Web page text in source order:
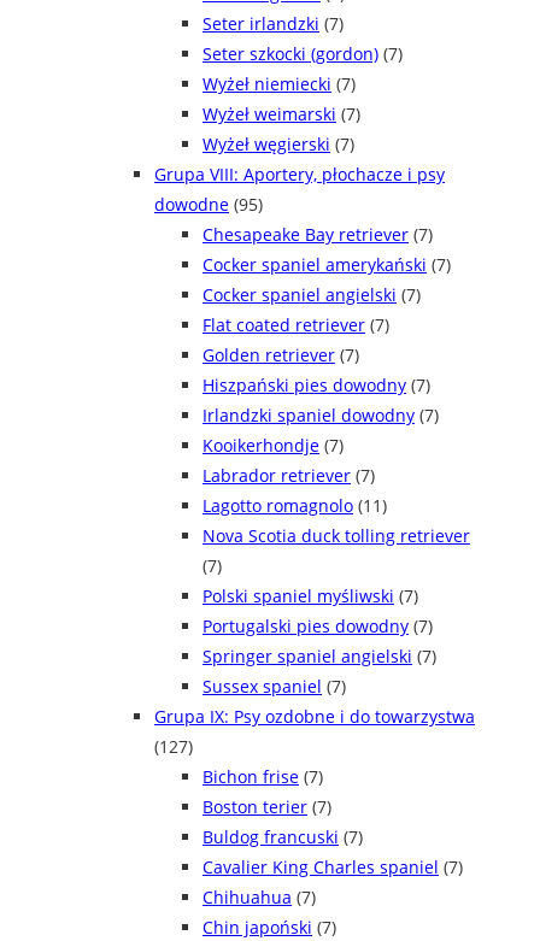
Seter irlandzki (7)
Seter szkocki (gordon) (7)
Wyżeł niemiecki (7)
Wyżeł weimarski (7)
Wyżeł węgierski (7)
Grupa VIII: Aportery, płochacze i psy
dowodne (95)
Chesapeake Bay retriever (7)
Cocker spaniel amerykański (7)
Cocker spaniel angielski (7)
Flat coated retriever (7)
Golden retriever (7)
Hiszpański pies dowodny (7)
Irlandzki spaniel dowodny (7)
Kooikerhondje (7)
Labrador retriever (7)
Lagotto romagnolo (11)
Nova Scotia duck tolling retriever
(7)
Polski spaniel myśliwski (7)
Portugalski pies dowodny (7)
Springer spaniel angielski (7)
Sussex spaniel (7)
Grupa IX: Psy ozdobne i do towarzystwa
(127)
Bichon frise (7)
Boston terier (7)
Buldog francuski (7)
Cavalier King Charles spaniel (7)
Chihuahua (7)
Chin japoński (7)